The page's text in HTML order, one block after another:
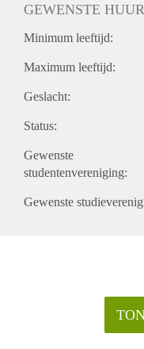
GEWENSTE
Minimum leeftijd:
Maximum leeftijd:
Geslacht:
Status:
Gewenste
studentenvereniging:
Gewenste